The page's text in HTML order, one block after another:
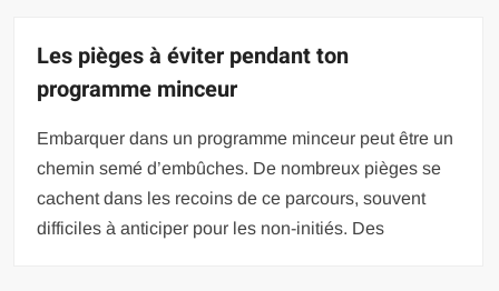
Les pièges à éviter pendant ton
programme minceur
Embarquer dans un programme minceur peut être un
chemin semé d’embûches. De nombreux pièges se
cachent dans les recoins de ce parcours, souvent
difficiles à anticiper pour les non-initiés. Des